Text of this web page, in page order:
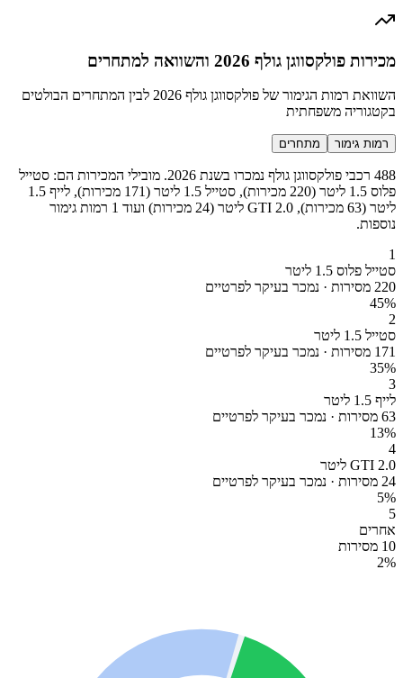
מכירות פולקסווגן גולף 2026 והשוואה למתחרים
השוואת רמות הגימור של פולקסווגן גולף 2026 לבין המתחרים הבולטים
בקטגוריה משפחתית
רמות גימור מתחרים
488 רכבי פולקסווגן גולף נמכרו בשנת 2026. מובילי המכירות הם: סטייל
פלוס 1.5 ליטר (220 מכירות), סטייל 1.5 ליטר (171 מכירות), לייף 1.5
ליטר (63 מכירות), GTI 2.0 ליטר (24 מכירות) ועוד 1 רמות גימור
נוספות.
1
סטייל פלוס 1.5 ליטר
220 מסירות · נמכר בעיקר לפרטיים
45%
2
סטייל 1.5 ליטר
171 מסירות · נמכר בעיקר לפרטיים
35%
3
לייף 1.5 ליטר
63 מסירות · נמכר בעיקר לפרטיים
13%
4
GTI 2.0 ליטר
24 מסירות · נמכר בעיקר לפרטיים
5%
5
אחרים
10 מסירות
2%